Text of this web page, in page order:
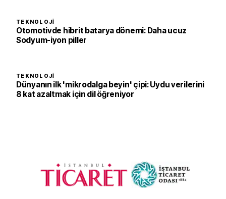
TEKNOLOJI
Otomotivde hibrit batarya dönemi: Daha ucuz
Sodyum-iyon piller
TEKNOLOJI
Dünyanın ilk 'mikrodalga beyin' çipi: Uydu verilerini
8 kat azaltmak için dil öğreniyor